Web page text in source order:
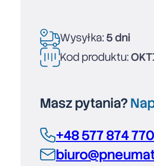
Wysyłka:5 dni
Kod produktu:
Masz pytania?
+48 577 874 770